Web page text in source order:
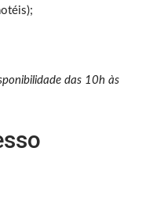
das 10h às